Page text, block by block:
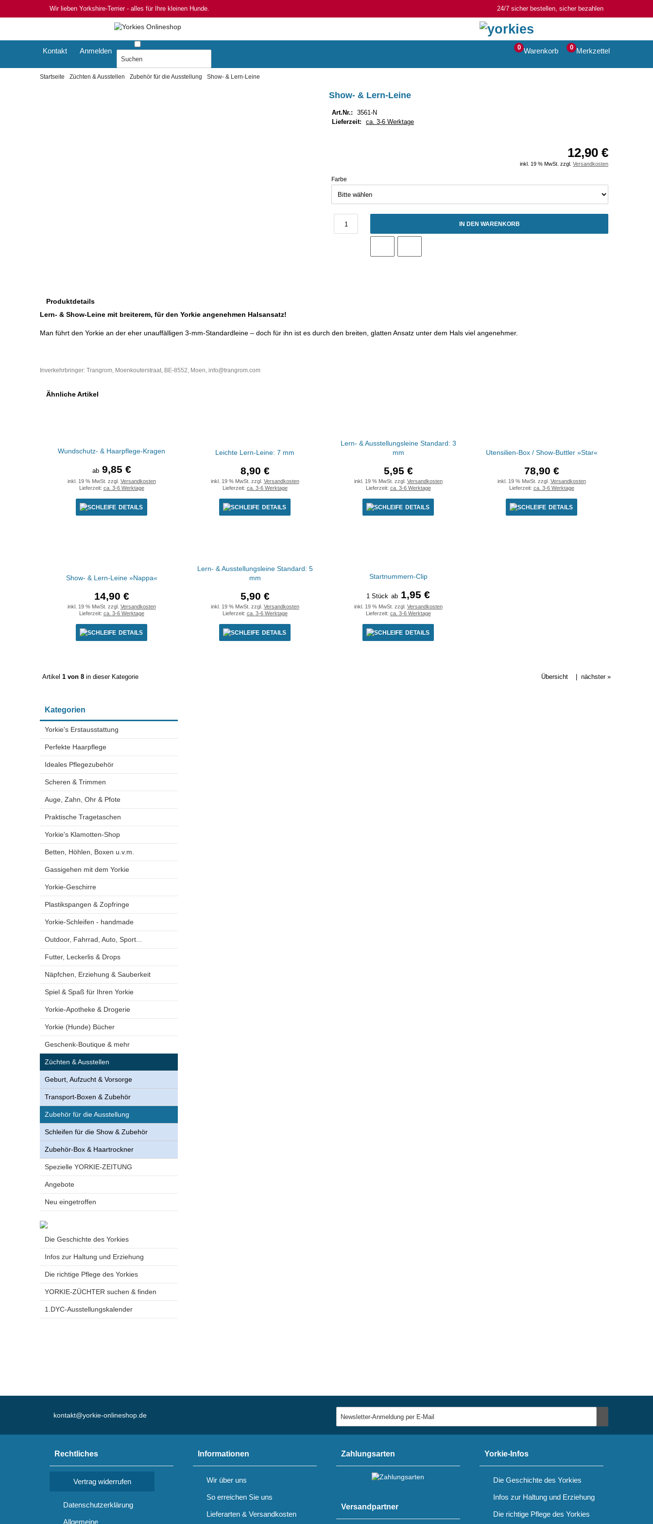
Wir lieben Yorkshire-Terrier - alles für Ihre kleinen Hunde. 24/7 sicher bestellen, sicher bezahlen
Kontakt Anmelden 0 Merkzettel
0 Warenkorb
Startseite Züchten & Ausstellen Zubehör für die Ausstellung Show- & Lern-Leine
Show- & Lern-Leine
Art.Nr.:
3561-N
Lieferzeit:
ca. 3-6 Werktage
12,90 €
inkl. 19 % MwSt. zzgl. Versandkosten
Farbe
IN DEN WARENKORB
Produktdetails
Lern- & Show-Leine mit breiterem, für den Yorkie angenehmen Halsansatz!
Man führt den Yorkie an der eher unauffälligen 3-mm-Standardleine – doch für ihn ist es durch den breiten, glatten Ansatz unter dem Hals viel angenehmer.
Inverkehrbringer: Trangrom, Moenkouterstraat, BE-8552, Moen, info@trangrom.com
Ähnliche Artikel
Wundschutz- & Haarpflege-Kragen
ab 9,85 €
inkl. 19 % MwSt. zzgl. Versandkosten
Lieferzeit: ca. 3-6 Werktage
DETAILS
Leichte Lern-Leine: 7 mm
8,90 €
inkl. 19 % MwSt. zzgl. Versandkosten
Lieferzeit: ca. 3-6 Werktage
DETAILS
Lern- & Ausstellungsleine Standard: 3
mm
5,95 €
inkl. 19 % MwSt. zzgl. Versandkosten
Lieferzeit: ca. 3-6 Werktage
DETAILS
Utensilien-Box / Show-Buttler »Star«
78,90 €
inkl. 19 % MwSt. zzgl. Versandkosten
Lieferzeit: ca. 3-6 Werktage
DETAILS
Show- & Lern-Leine »Nappa«
14,90 €
inkl. 19 % MwSt. zzgl. Versandkosten
Lieferzeit: ca. 3-6 Werktage
DETAILS
Lern- & Ausstellungsleine Standard: 5
mm
5,90 €
inkl. 19 % MwSt. zzgl. Versandkosten
Lieferzeit: ca. 3-6 Werktage
DETAILS
Startnummern-Clip
1 Stück ab 1,95 €
inkl. 19 % MwSt. zzgl. Versandkosten
Lieferzeit: ca. 3-6 Werktage
DETAILS
Artikel 1 von 8 in dieser Kategorie Übersicht nächster »
Kategorien
Yorkie's Erstausstattung
Perfekte Haarpflege
Ideales Pflegezubehör
Scheren & Trimmen
Auge, Zahn, Ohr & Pfote
Praktische Tragetaschen
Yorkie's Klamotten-Shop
Betten, Höhlen, Boxen u.v.m.
Gassigehen mit dem Yorkie
Yorkie-Geschirre
Plastikspangen & Zopfringe
Yorkie-Schleifen - handmade
Outdoor, Fahrrad, Auto, Sport...
Futter, Leckerlis & Drops
Näpfchen, Erziehung & Sauberkeit
Spiel & Spaß für Ihren Yorkie
Yorkie-Apotheke & Drogerie
Yorkie (Hunde) Bücher
Geschenk-Boutique & mehr
Züchten & Ausstellen
Geburt, Aufzucht & Vorsorge
Transport-Boxen & Zubehör
Zubehör für die Ausstellung
Schleifen für die Show & Zubehör
Zubehör-Box & Haartrockner
Spezielle YORKIE-ZEITUNG
Angebote
Neu eingetroffen
Die Geschichte des Yorkies
Infos zur Haltung und Erziehung
Die richtige Pflege des Yorkies
YORKIE-ZÜCHTER suchen & finden
1.DYC-Ausstellungskalender
kontakt@yorkie-onlineshop.de
Rechtliches
Vertrag widerrufen
Datenschutzerklärung
Allgemeine
Informationen
Wir über uns
So erreichen Sie uns
Lieferarten & Versandkosten
Zahlungsarten
Versandpartner
Yorkie-Infos
Die Geschichte des Yorkies
Infos zur Haltung und Erziehung
Die richtige Pflege des Yorkies